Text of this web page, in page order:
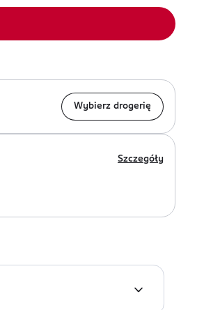
Wybierz drogerię
Szczegóły